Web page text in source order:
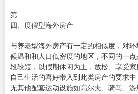
第
四、度假型海外房产
与养老型海外房产有一定的相似度，对
候温和和人口低密度的地区，不同的一
段较短，以假期休闲为主，放松、享受
自己生活的喜好带入到此类房产的要求
无其他配套运动设施如高尔夫、骑马、游